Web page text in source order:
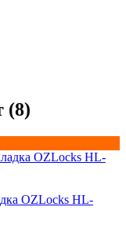
(8)
OZLocks HL-